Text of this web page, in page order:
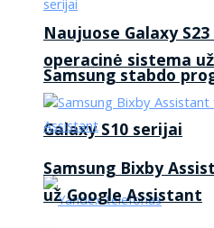
Samsung stabdo
Galaxy S10 serijai
Naujuose Galaxy
operacinė sistema
Samsung Bixby
už Google Assistant